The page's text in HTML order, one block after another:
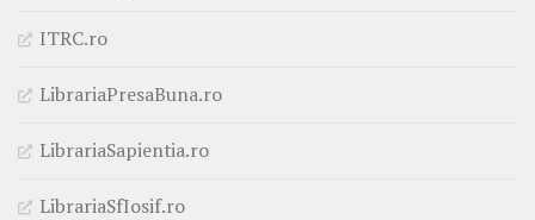
ITRC.ro
LibrariaPresaBuna.ro
LibrariaSapientia.ro
LibrariaSfIosif.ro